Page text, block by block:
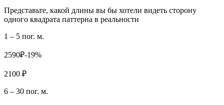
Представьте, какой длины вы бы хотели видеть сторону
одного квадрата паттерна в реальности
1 – 5 пог. м.
2590₽-19%
2100 ₽
6 – 30 пог. м.